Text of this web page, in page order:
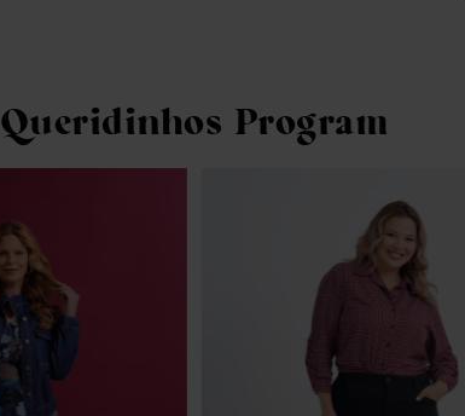
Queridinhos Program